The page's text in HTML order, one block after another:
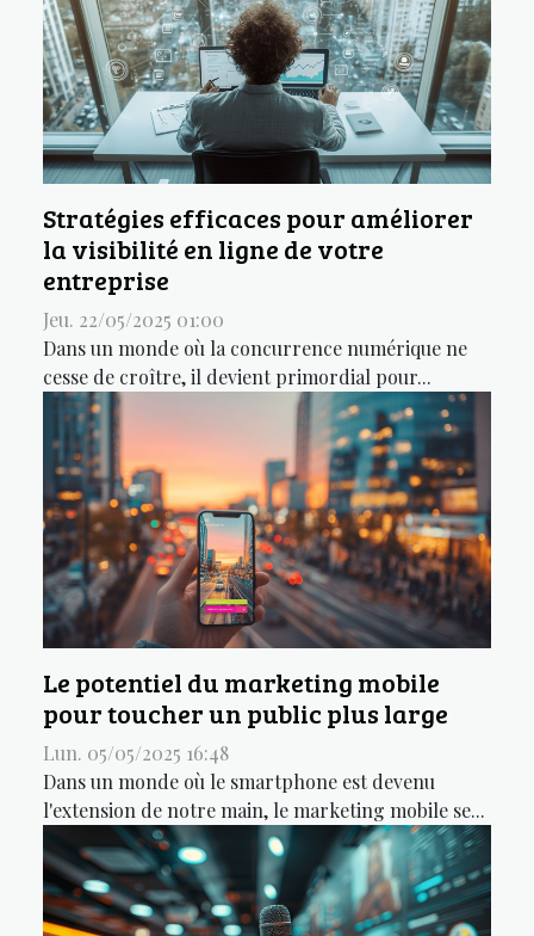
Stratégies efficaces pour améliorer
la visibilité en ligne de votre
entreprise
Jeu. 22/05/2025 01:00
Dans un monde où la concurrence numérique ne
cesse de croître, il devient primordial pour...
Le potentiel du marketing mobile
pour toucher un public plus large
Lun. 05/05/2025 16:48
Dans un monde où le smartphone est devenu
l'extension de notre main, le marketing mobile se...